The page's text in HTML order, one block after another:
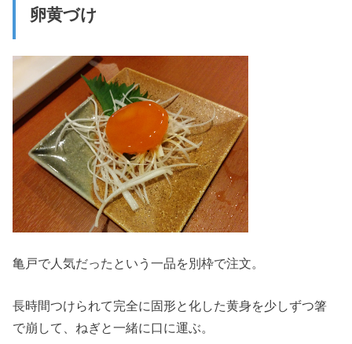
卵黄づけ
亀戸で人気だったという一品を別枠で注文。
長時間つけられて完全に固形と化した黄身を少しずつ箸
で崩して、ねぎと一緒に口に運ぶ。